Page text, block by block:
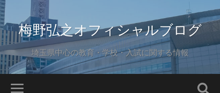
梅野弘之オフィシャルブログ
埼玉県中心の教育・学校・入試に関する情報